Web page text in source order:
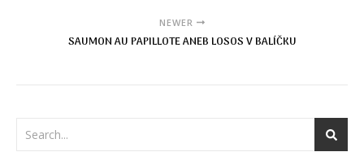
NEWER
SAUMON AU PAPILLOTE ANEB LOSOS V BALÍČKU